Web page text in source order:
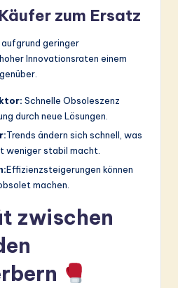
zum Ersatz
geringer
Innovationsraten einem
Schnelle Obsoleszenz
durch neue Lösungen.
Trends ändern sich schnell, was
weniger stabil macht.
Effizienzsteigerungen können
machen.
zwischen